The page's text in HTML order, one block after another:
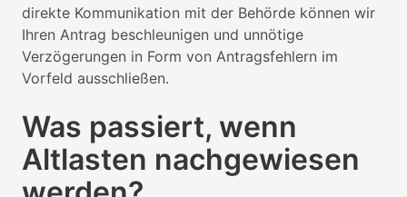
direkte Kommunikation mit der Behörde können wir
Ihren Antrag beschleunigen und unnötige
Verzögerungen in Form von Antragsfehlern im
Vorfeld ausschließen.
Was passiert, wenn
Altlasten nachgewiesen